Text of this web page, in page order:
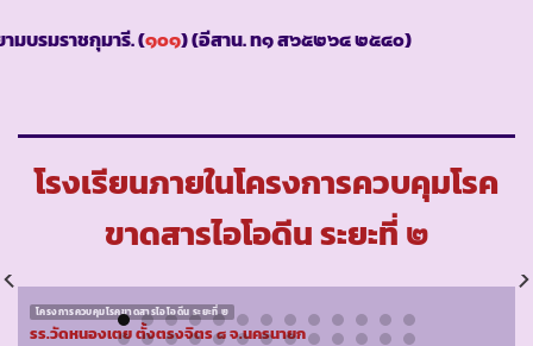
มบรมราชกุมารี. (๑๐๑)(อีสาน. ท๑ ส๖๕๒๖๔ ๒๕๔๐)
โรงเรียนภายในโครงการควบคุมโรค
ขาดสารไอโอดีน ระยะที่ ๒
โครงการควบคุมโรคขาดสารไอโอดีน ระยะที่ ๒
รร.วัดหนองเตย ตั้งตรงจิตร ๘ จ.นครนายก